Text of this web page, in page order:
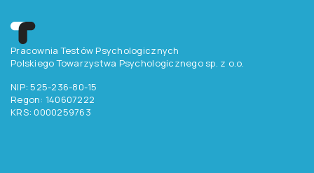
Pracownia Testów Psychologicznych
Polskiego Towarzystwa Psychologicznego sp. z o.o.
NIP: 525-236-80-15
Regon: 140607222
KRS: 0000259763